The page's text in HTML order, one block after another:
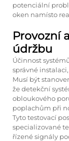
potenciální
oken namísto
Provozní
údržbu
Účinnost
správné
Musí být
že detekční
obloukového
poplachům při
Tyto testovací
specializované
řízené signály